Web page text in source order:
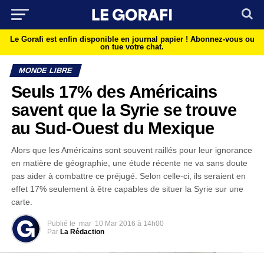
Le Gorafi est enfin disponible en journal papier ! Abonnez-vous ou
on tue votre chat.
MONDE LIBRE
Seuls 17% des Américains
savent que la Syrie se trouve
au Sud-Ouest du Mexique
Alors que les Américains sont souvent raillés pour leur ignorance
en matière de géographie, une étude récente ne va sans doute
pas aider à combattre ce préjugé. Selon celle-ci, ils seraient en
effet 17% seulement à être capables de situer la Syrie sur une
carte.
Publié le mar 10 Mar 2016 à 14h00
Par La Rédaction